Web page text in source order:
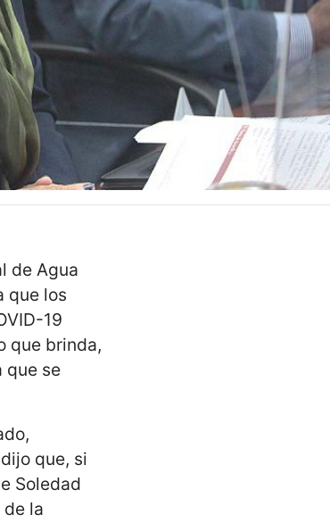
de Agua
que los
19
que brinda,
que se
que, si
Soledad
la